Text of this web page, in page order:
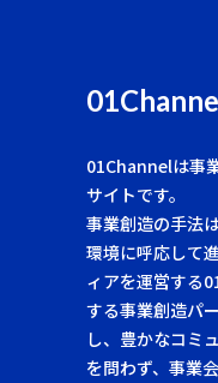
01Channelは事
サイトです。
事業創造の手法
環境に呼応して
ィアを運営する
する事業創造パ
し、豊かなコミ
を問わず、事業